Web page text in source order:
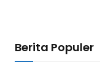
Berita Populer